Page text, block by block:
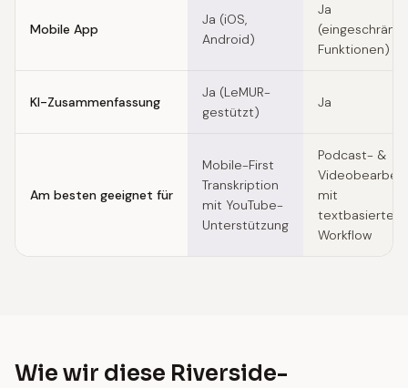
Mobile App
Ja (iOS,
Android)
Ja
Funktionen)
KI-Zusammenfassung
Ja (LeMUR-
gestützt)
Ja
Am besten geeignet für
Mobile-First
Transkription
mit YouTube-
Unterstützung
Podcast- &
mit
textbasiertem
Workflow
Wie wir diese Riverside-